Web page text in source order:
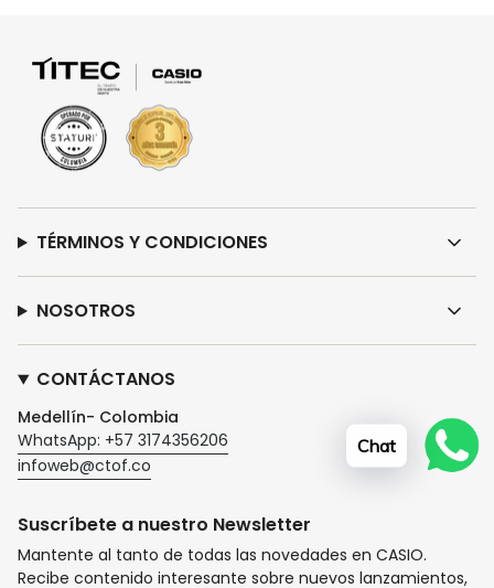
TÉRMINOS Y CONDICIONES
NOSOTROS
CONTÁCTANOS
Medellín- Colombia
WhatsApp: +57 3174356206
infoweb@ctof.co
Suscríbete a nuestro Newsletter
Mantente al tanto de todas las novedades en CASIO.
Recibe contenido interesante sobre nuevos lanzamientos,
Chat